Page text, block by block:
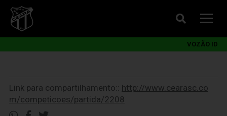
VOZÃO ID
Link para compartilhamento:: http://www.cearasc.co
m/competicoes/partida/2208